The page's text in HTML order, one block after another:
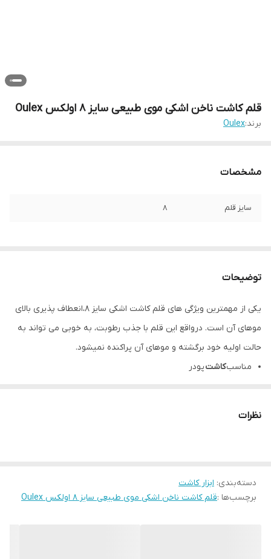
قلم کاشت ناخن اشکی موی طبیعی سایز 8 اولکس Oulex
برند:Oulex
مشخصات
سایز قلم 8
توضیحات
یکی از مهمترین ویژگی های قلم کاشت اشکی سایز 8،انعطاف پذیری بالای
موهای آن است. درواقع این قلم با جذب رطوبت، به خوبی می تواند به
حالت اولیه خود برگشته و موهای آن پراکنده نمیشود.
مناسبکاشتپودر
مناسب ناخنکاران حرفه ای
الیاف طبیعی
نظرات
دسته‌بندی: ابزار کاشت
برچسب‌ها :قلم کاشت ناخن اشکی موی طبیعی سایز 8 اولکس Oulex